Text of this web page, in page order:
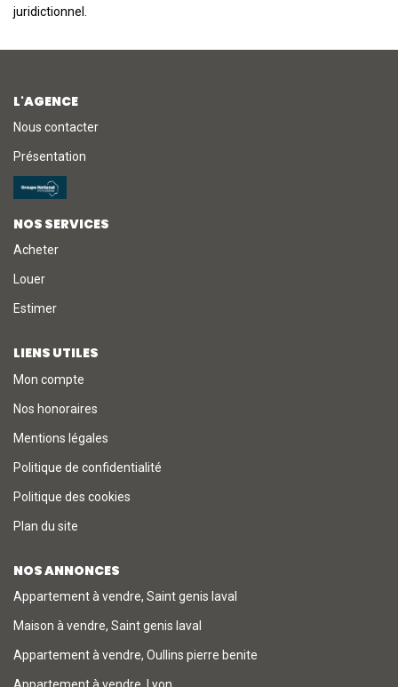
juridictionnel.
L'AGENCE
Nous contacter
Présentation
NOS SERVICES
Acheter
Louer
Estimer
LIENS UTILES
Mon compte
Nos honoraires
Mentions légales
Politique de confidentialité
Politique des cookies
Plan du site
NOS ANNONCES
Appartement à vendre, Saint genis laval
Maison à vendre, Saint genis laval
Appartement à vendre, Oullins pierre benite